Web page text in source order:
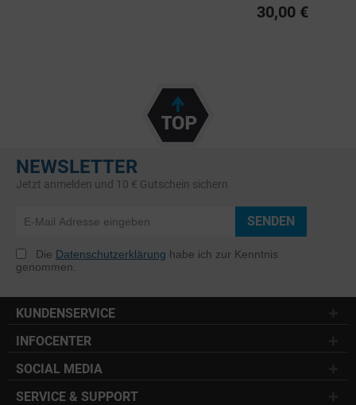
30,00 €
NEWSLETTER
Jetzt anmelden und 10 € Gutschein sichern
SENDEN
Die Datenschutzerklärung habe ich zur Kenntnis
genommen.
KUNDENSERVICE
INFOCENTER
SOCIAL MEDIA
SERVICE & SUPPORT